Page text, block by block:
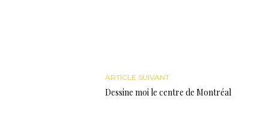
ARTICLE SUIVANT
Dessine moi le centre de Montréal